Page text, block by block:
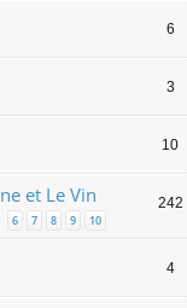
6
3
10
et Le Vin
6 7 8 9 10
242
4